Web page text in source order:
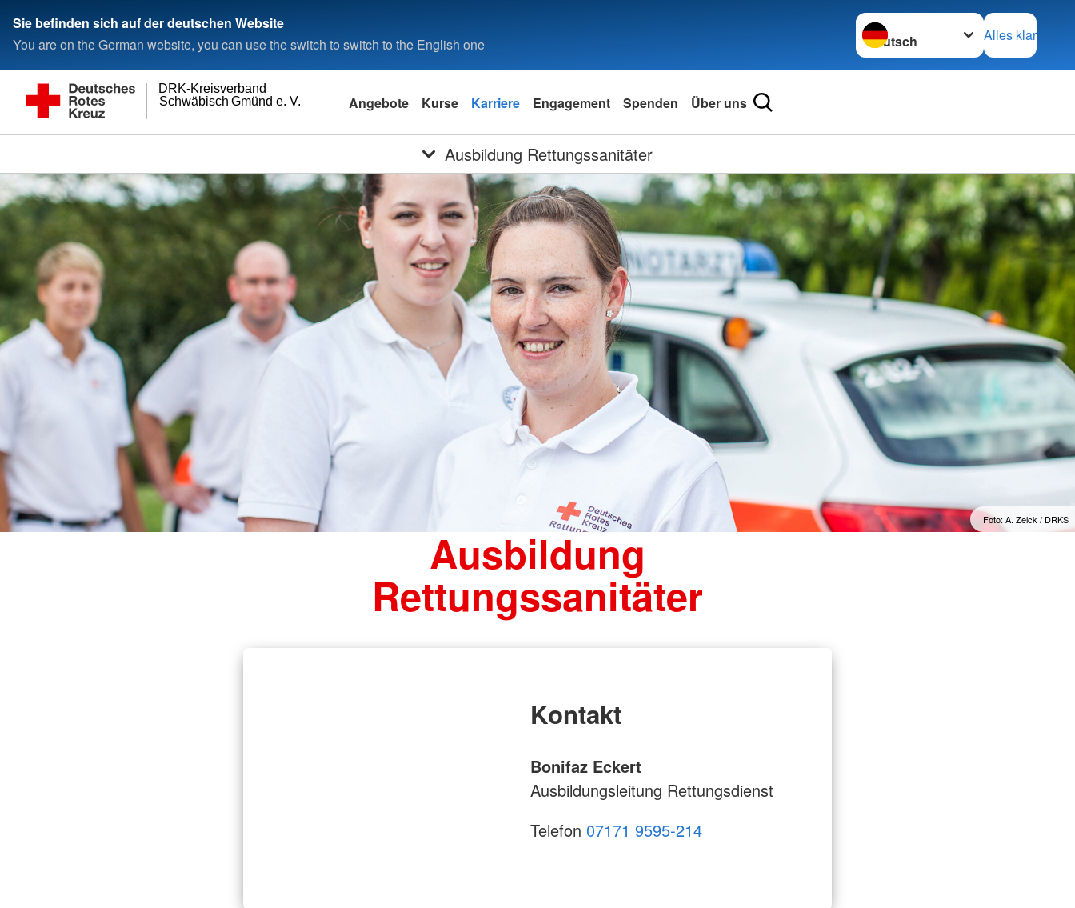
Sie befinden sich auf der deutschen Website
You are on the German website, you can use the switch to switch to the English one
Sprache wechseln zu
Alles klar
Schwäbisch Gmünd e. V.
DRK-Kreisverband
Angebote Kurse Karriere Engagement Spenden Über uns
Ausbildung Rettungssanitäter
Foto: A. Zelck / DRKS
Ausbildung
Rettungssanitäter
Kontakt
Bonifaz Eckert
Ausbildungsleitung Rettungsdienst
Telefon 07171 9595-214